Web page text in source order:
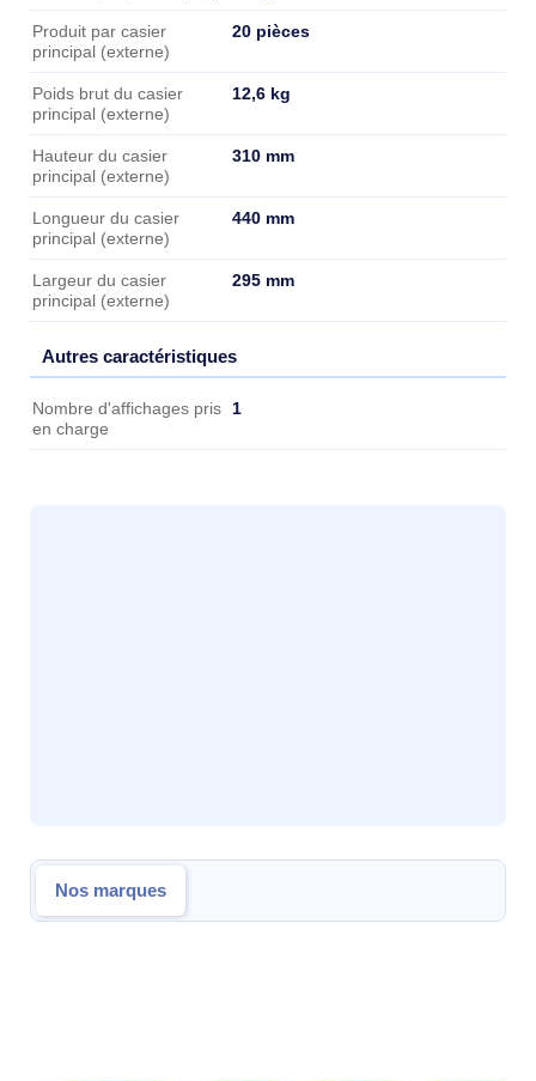
Produit par casier
principal (externe)
20 pièces
Poids brut du casier
principal (externe)
12,6 kg
Hauteur du casier
principal (externe)
310 mm
Longueur du casier
principal (externe)
440 mm
Largeur du casier
principal (externe)
295 mm
Autres caractéristiques
Autres caractéristiques
Nombre d'affichages pris
en charge
1
Nos marques